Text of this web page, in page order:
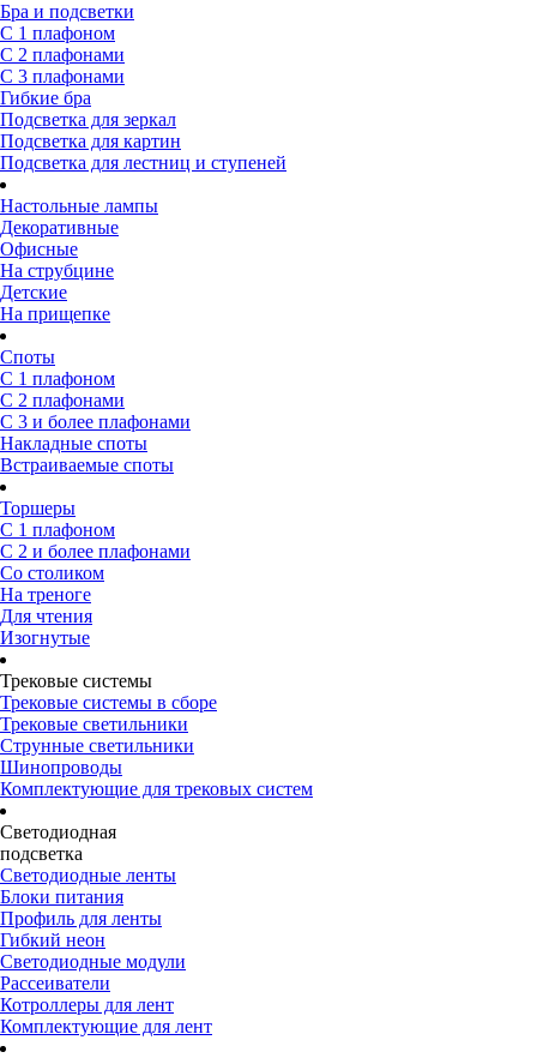
Бра и подсветки
С 1 плафоном
С 2 плафонами
С 3 плафонами
Гибкие бра
Подсветка для зеркал
Подсветка для картин
Подсветка для лестниц и ступеней
Настольные лампы
Декоративные
Офисные
На струбцине
Детские
На прищепке
Споты
С 1 плафоном
С 2 плафонами
С 3 и более плафонами
Накладные споты
Встраиваемые споты
Торшеры
С 1 плафоном
С 2 и более плафонами
Со столиком
На треноге
Для чтения
Изогнутые
Трековые системы
Трековые системы в сборе
Трековые светильники
Струнные светильники
Шинопроводы
Комплектующие для трековых систем
Светодиодная
подсветка
Светодиодные ленты
Блоки питания
Профиль для ленты
Гибкий неон
Светодиодные модули
Рассеиватели
Котроллеры для лент
Комплектующие для лент